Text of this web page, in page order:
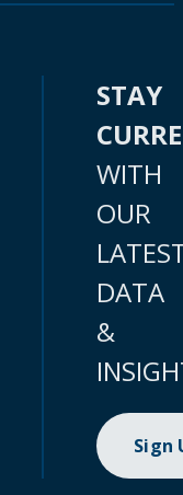
STAY
WITH
OUR
DATA
&
Sign